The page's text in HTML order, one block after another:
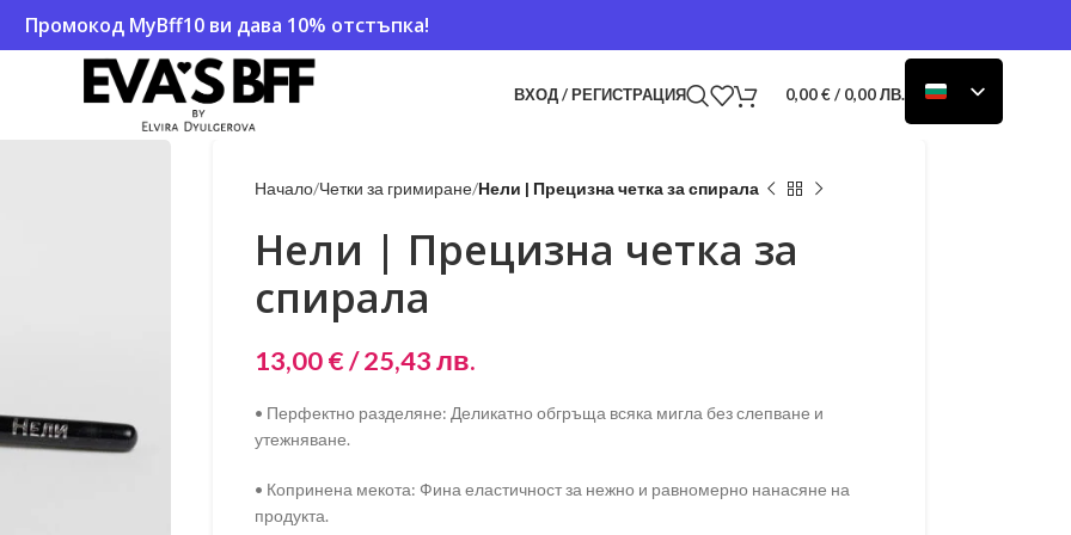
Промокод MyBff10 ви дава 10% отстъпка!
ВХОД / РЕГИСТРАЦИЯ 0,00€/ 0,00 ЛВ.
Начало Четки за гримиране Нели | Прецизна четка за спирала
Нели | Прецизна четка за
спирала
13,00€/ 25,43 лв.
• Перфектно разделяне: Деликатно обгръща всяка мигла без слепване и
утежняване.
• Копринена мекота: Фина еластичност за нежно и равномерно нанасяне на
продукта.